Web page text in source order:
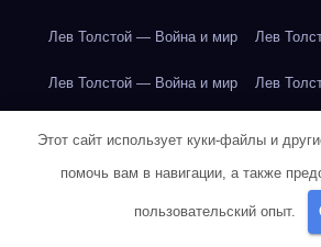
Лев Толстой — Война и мир Лев
Лев Толстой — Война и мир Лев
Лондон Лондон Лондон Лондон
Лондон Лондон Лондон
Этот сайт использует куки-файлы и
помочь вам в навигации, а также
пользовательский опыт.